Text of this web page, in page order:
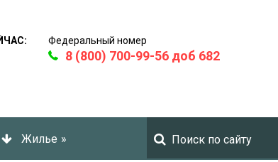
Федеральный номер
8 (800) 700-99-56 доб 682
Жилье »